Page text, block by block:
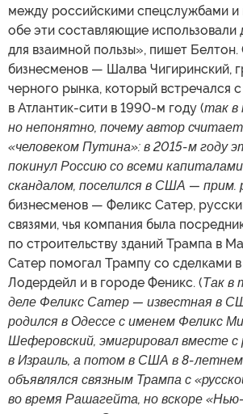
между российскими спецслужбами и
обе эти составляющие использовали
для взаимной пользы», пишет Белтон.
бизнесменов — Шалва Чигиринский,
черного рынка, который встречался
в Атлантик-сити в 1990-м году (так в
но непонятно, почему автор
«человеком Путина»: в 2015-м году
покинул Россию со всеми
скандалом, поселился в США — прим.
бизнесменов — Феликс Сатер,
связями, чья компания была
по строительству зданий Трампа в
Сатер помогал Трампу со сделками
Лодердейл и в городе Феникс. (Так в
деле Феликс Сатер — известная в
родился в Одессе с именем Феликс
Шеферовский, эмигрировал вместе
в Израиль, а потом в США в 8-летнем
объявлялся связным Трампа с
во время Рашагейта, но вскоре